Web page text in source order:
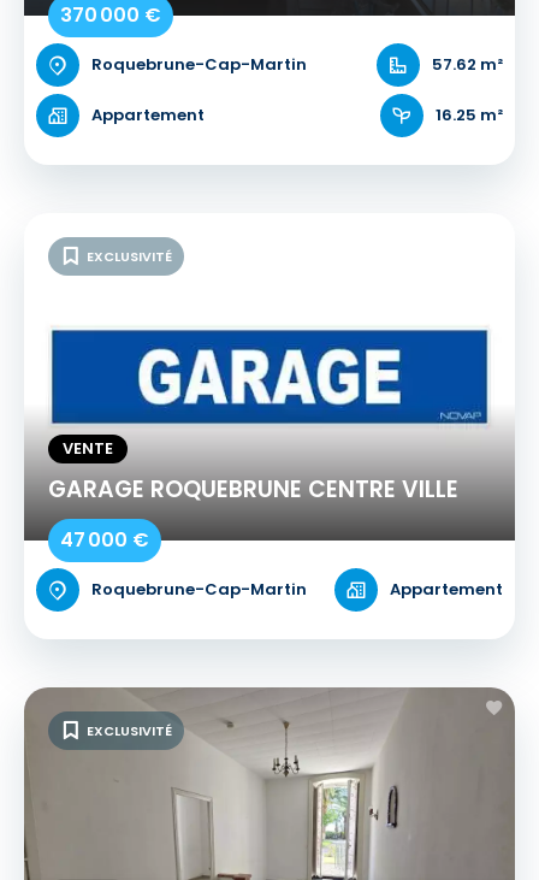
370 000 €
Roquebrune-Cap-Martin 57.62 m²
Appartement 16.25 m²
VENTE
GARAGE ROQUEBRUNE CENTRE VILLE
47 000 €
Roquebrune-Cap-Martin Appartement
EXCLUSIVITÉ
EXCLUSIVITÉ